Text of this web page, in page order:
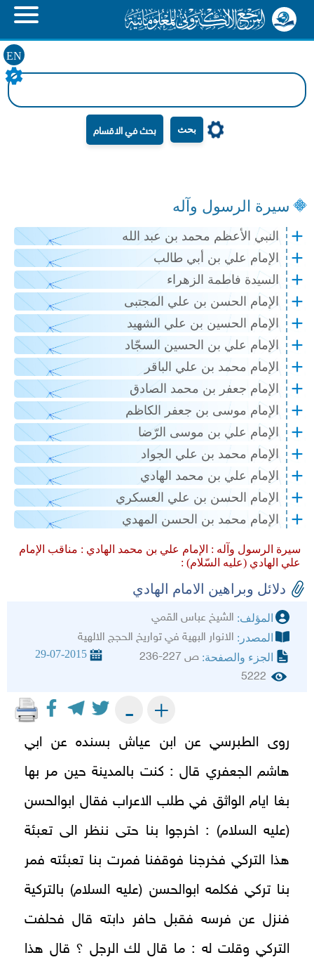
EN
بحث
سيرة الرسول وآله
النبي الأعظم محمد بن عبد الله
الإمام علي بن أبي طالب
السيدة فاطمة الزهراء
الإمام الحسن بن علي المجتبى
الإمام الحسين بن علي الشهيد
الإمام علي بن الحسين السجّاد
الإمام محمد بن علي الباقر
الإمام جعفر بن محمد الصادق
الإمام موسى بن جعفر الكاظم
الإمام علي بن موسى الرّضا
الإمام محمد بن علي الجواد
الإمام علي بن محمد الهادي
الإمام الحسن بن علي العسكري
الإمام محمد بن الحسن المهدي
سيرة الرسول وآله : الإمام علي بن محمد الهادي : مناقب الإمام
علي الهادي (عليه السّلام) :
دلائل وبراهين الامام الهادي
المؤلف: الشيخ عباس القمي
المصدر: الانوار البهية في تواريخ الحجج الالهية
الجزء والصفحة: ص 227-236 29-07-2015
5222
+
-
روى الطبرسي عن ابن عياش بسنده عن ابي
هاشم الجعفري قال : كنت بالمدينة حين مر بها
بغا ايام الواثق في طلب الاعراب فقال ابوالحسن
(عليه السلام) : اخرجوا بنا حتى ننظر الى تعبئة
هذا التركي فخرجنا فوقفنا فمرت بنا تعبئته فمر
بنا تركي فكلمه ابوالحسن (عليه السلام) بالتركية
فنزل عن فرسه فقبل حافر دابته قال فحلفت
التركي وقلت له : ما قال لك الرجل ؟ قال هذا